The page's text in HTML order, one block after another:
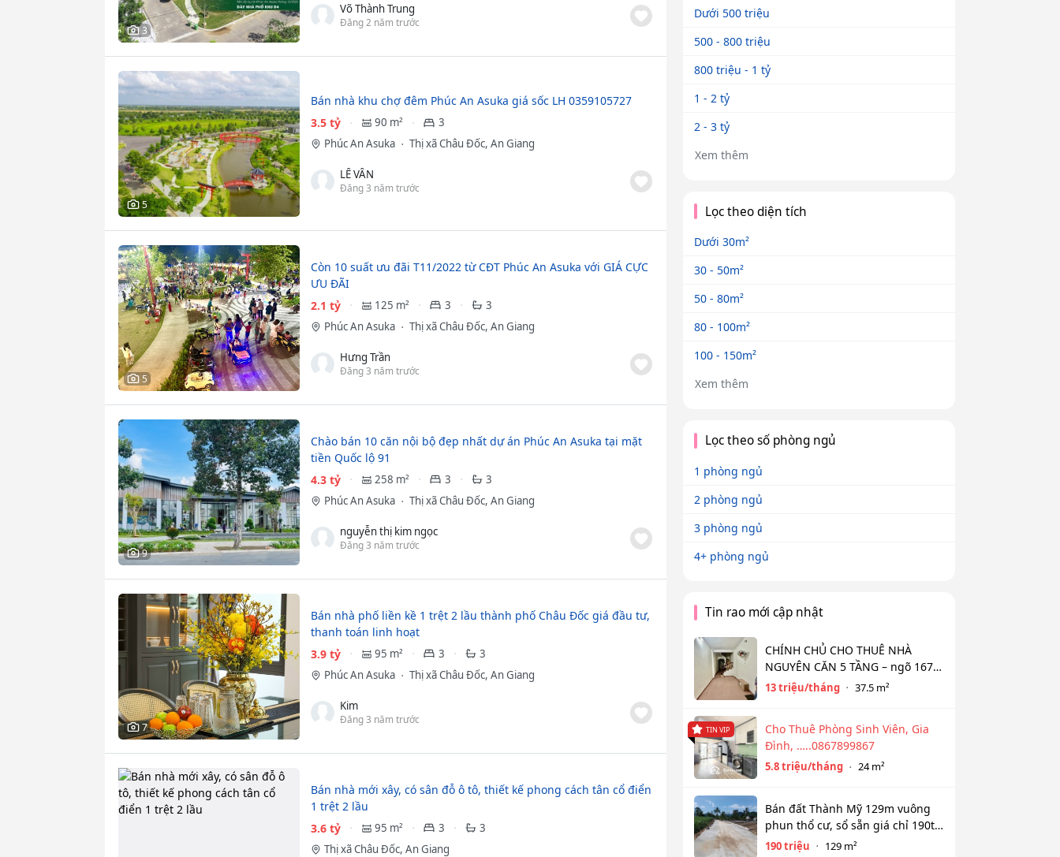
3
Võ Thành Trung
Đăng 2 năm trước
5
Bán nhà khu chợ đêm Phúc An Asuka giá sốc LH 0359105727
3.5 tỷ
90 m²
3
Phúc An Asuka
Thị xã Châu Đốc, An Giang
LÊ VÂN
Đăng 3 năm trước
5
Còn 10 suất ưu đãi T11/2022 từ CĐT Phúc An Asuka với GIÁ CỰC
ƯU ĐÃI
2.1 tỷ
125 m² 3
3
Phúc An Asuka
Thị xã Châu Đốc, An Giang
Hưng Trần
Đăng 3 năm trước
9
Chào bán 10 căn nội bộ đẹp nhất dự án Phúc An Asuka tại mặt
tiền Quốc lộ 91
4.3 tỷ
258 m² 3
3
Phúc An Asuka
Thị xã Châu Đốc, An Giang
nguyễn thị kim ngọc
Đăng 3 năm trước
7
Bán nhà phố liền kề 1 trệt 2 lầu thành phố Châu Đốc giá đầu tư,
thanh toán linh hoạt
3.9 tỷ
95 m² 3
3
Phúc An Asuka
Thị xã Châu Đốc, An Giang
Kim
Đăng 3 năm trước
Bán nhà mới xây, có sân đỗ ô tô, thiết kế phong cách tân cổ điển
1 trệt 2 lầu
3.6 tỷ
95 m² 3
3
Thị xã Châu Đốc, An Giang
Dưới 500 triệu
500 - 800 triệu
800 triệu - 1 tỷ
1 - 2 tỷ
2 - 3 tỷ
Xem thêm
Lọc theo diện tích
Dưới 30m²
30 - 50m²
50 - 80m²
80 - 100m²
100 - 150m²
Xem thêm
Lọc theo số phòng ngủ
1 phòng ngủ
2 phòng ngủ
3 phòng ngủ
4+ phòng ngủ
Tin rao mới cập nhật
CHÍNH CHỦ CHO THUÊ NHÀ
NGUYÊN CĂN 5 TẦNG – ngõ 167
Đồng Cổ, Tây Hồ
13 triệu/tháng 37.5 m²
TIN VIP
Cho Thuê Phòng Sinh Viên, Gia
Đình, …..0867899867
5.8 triệu/tháng 24 m²
Bán đất Thành Mỹ 129m vuông
phun thổ cư, sổ sẵn giá chỉ 190tr
bao sổ
190 triệu 129 m²